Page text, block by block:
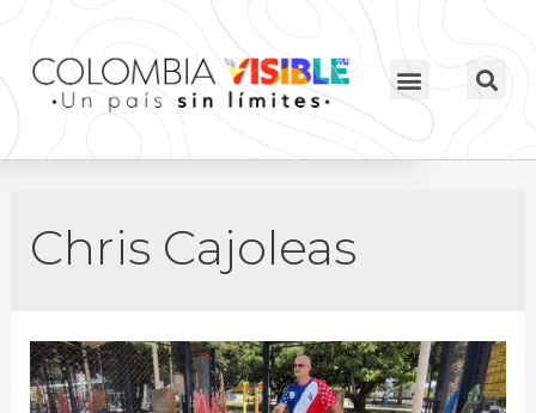
Chris Cajoleas